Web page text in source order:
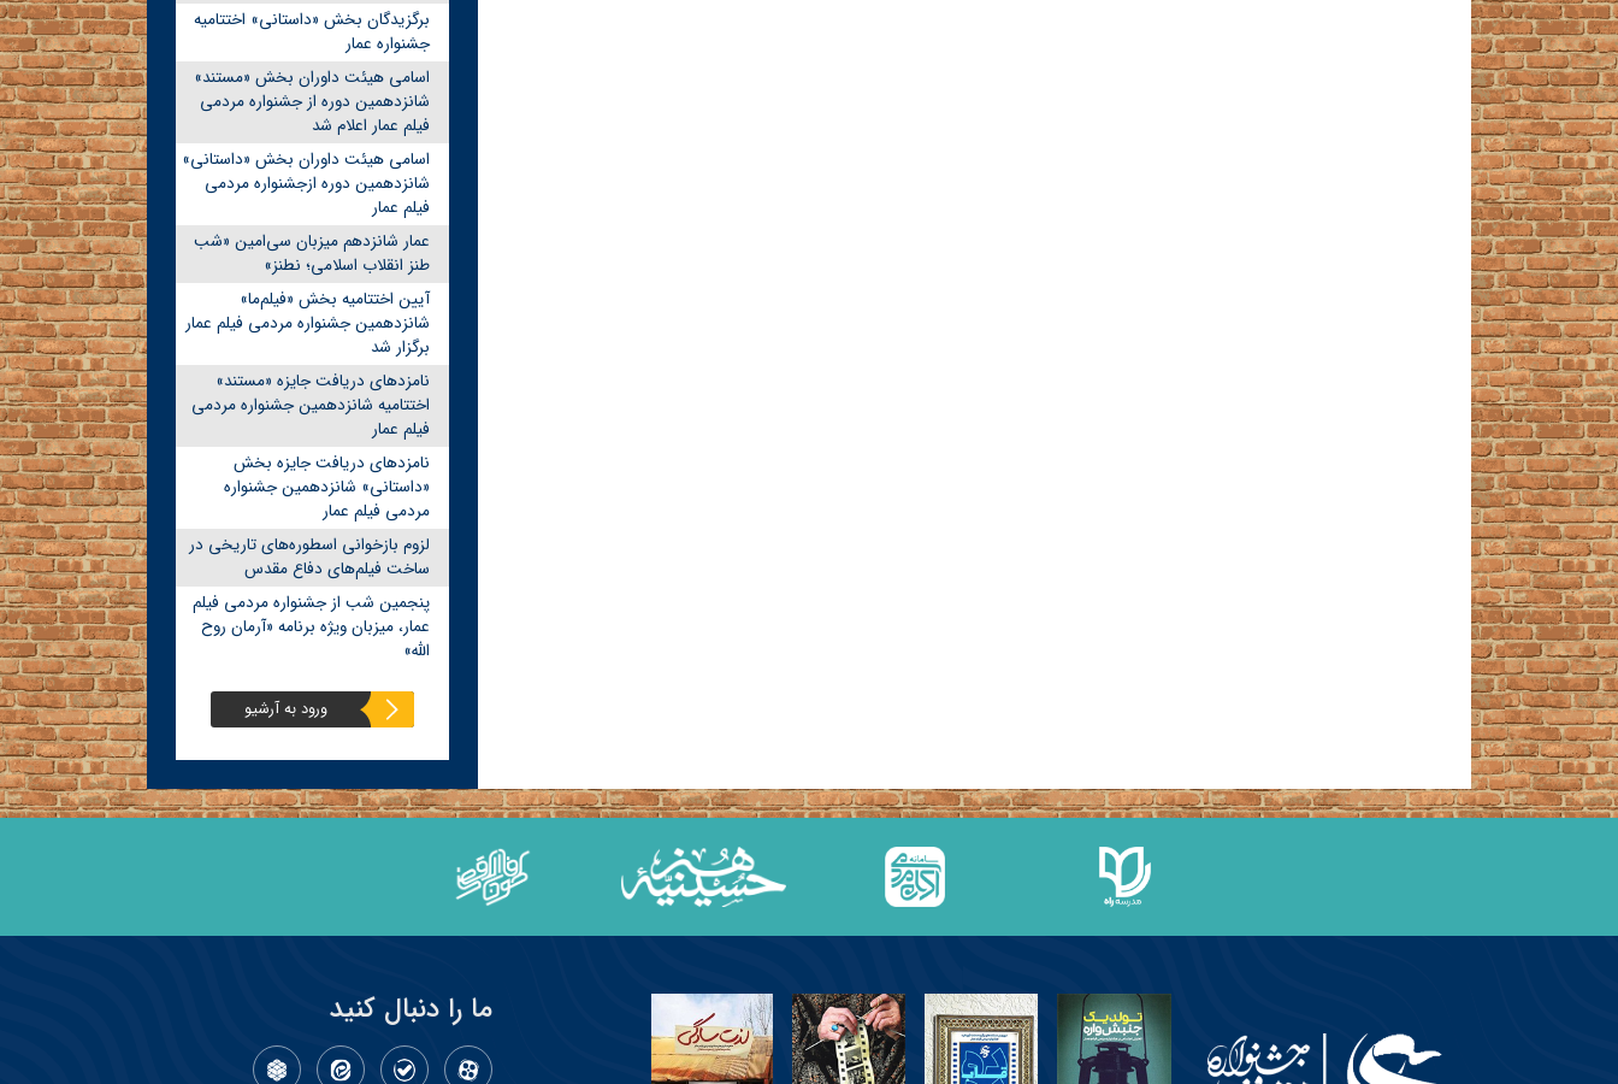
برگزیدگان بخش «داستانی» اختتامیه
جشنواره عمار
اسامی هیئت داوران بخش «مستند»
شانزدهمین دوره از جشنواره مردمی
فیلم عمار اعلام شد
اسامی هیئت داوران بخش «داستانی»
شانزدهمین دوره ازجشنواره مردمی
فیلم عمار
عمار شانزدهم میزبان سی‌امین «شب
طنز انقلاب اسلامی؛ نطنز»
آیین اختتامیه بخش «فیلم‌ما»
شانزدهمین جشنواره مردمی فیلم عمار
برگزار شد
نامزدهای دریافت جایزه «مستند»
اختتامیه شانزدهمین جشنواره مردمی
فیلم عمار
نامزدهای دریافت جایزه بخش
«داستانی» شانزدهمین جشنواره
مردمی فیلم عمار
لزوم بازخوانی اسطوره‌های تاریخی در
ساخت فیلم‌های دفاع مقدس
پنجمین شب از جشنواره مردمی فیلم
عمار، میزبان ویژه برنامه «آرمان روح
الله»
ورود به آرشیو
ما را دنبال کنید